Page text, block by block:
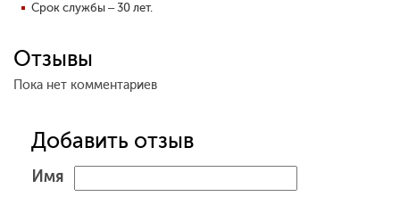
Срок службы – 30 лет.
Отзывы
Пока нет комментариев
Добавить отзыв
Имя